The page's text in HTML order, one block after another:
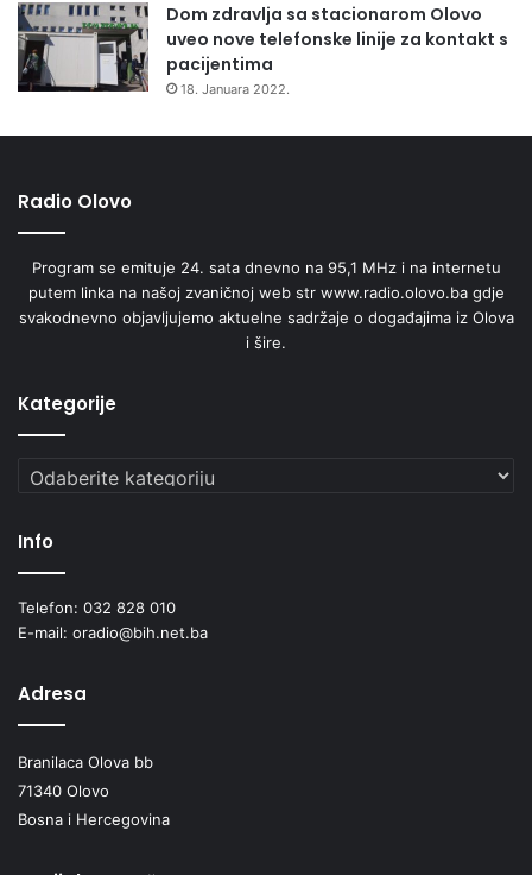
Dom zdravlja sa stacionarom Olovo
uveo nove telefonske linije za kontakt s
pacijentima
18. Januara 2022.
Radio Olovo
Program se emituje 24. sata dnevno na 95,1 MHz i na internetu
putem linka na našoj zvaničnoj web str www.radio.olovo.ba gdje
svakodnevno objavljujemo aktuelne sadržaje o događajima iz Olova
i šire.
Kategorije
Kategorije
Info
Telefon: 032 828 010
E-mail: oradio@bih.net.ba
Adresa
Branilaca Olova bb
71340 Olovo
Bosna i Hercegovina